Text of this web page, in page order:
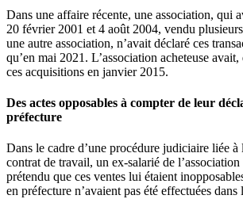
Dans une affaire récente, une association, qui
20 février 2001 et 4 août 2004, vendu
une autre association, n’avait déclaré ces
qu’en mai 2021. L’association acheteuse
ces acquisitions en janvier 2015.
Des actes opposables à compter de leur
préfecture
Dans le cadre d’une procédure judiciaire liée à
contrat de travail, un ex-salarié de
prétendu que ces ventes lui étaient
en préfecture n’avaient pas été effectuées